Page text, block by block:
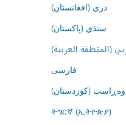
درى (افغانستان)
سنڌي (پاکستان)
(المنطقة العربية)
فارسى
(کوردستان)
ትግርኛ (ኢትዮጵያ)